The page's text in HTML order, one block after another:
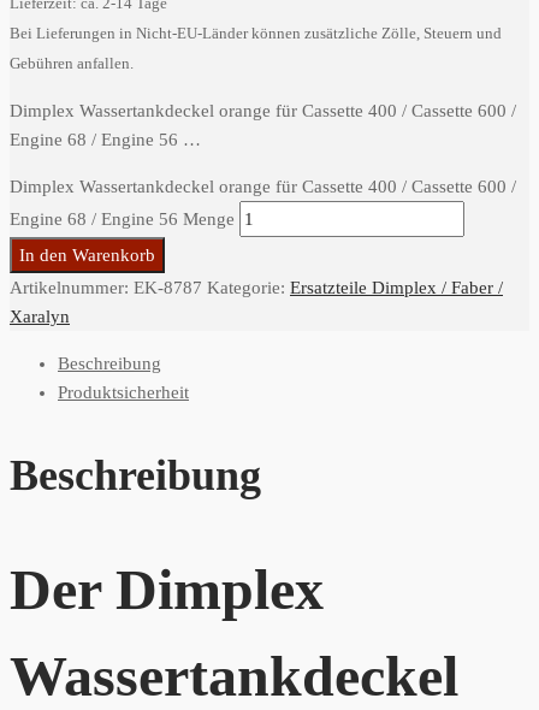
Lieferzeit: ca. 2-14 Tage
Bei Lieferungen in Nicht-EU-Länder können zusätzliche Zölle, Steuern und
Gebühren anfallen.
Dimplex Wassertankdeckel orange für Cassette 400 / Cassette 600 /
Engine 68 / Engine 56 …
Dimplex Wassertankdeckel orange für Cassette 400 / Cassette 600 /
Engine 68 / Engine 56 Menge
In den Warenkorb
Artikelnummer: EK-8787 Kategorie: Ersatzteile Dimplex / Faber /
Xaralyn
Beschreibung
Produktsicherheit
Beschreibung
Der Dimplex
Wassertankdeckel